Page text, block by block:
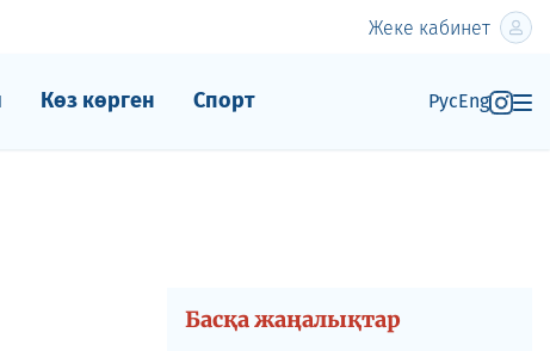
Жеке кабинет
Көз көрген Спорт РусEng
Басқа жаңалықтар